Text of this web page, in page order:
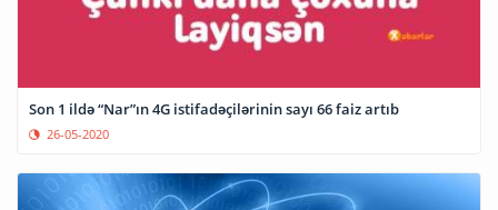
Son 1 ildə “Nar”ın 4G istifadəçilərinin sayı 66 faiz artıb
26-05-2020